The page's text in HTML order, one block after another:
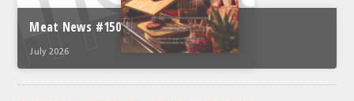
Meat News #150
July 2026